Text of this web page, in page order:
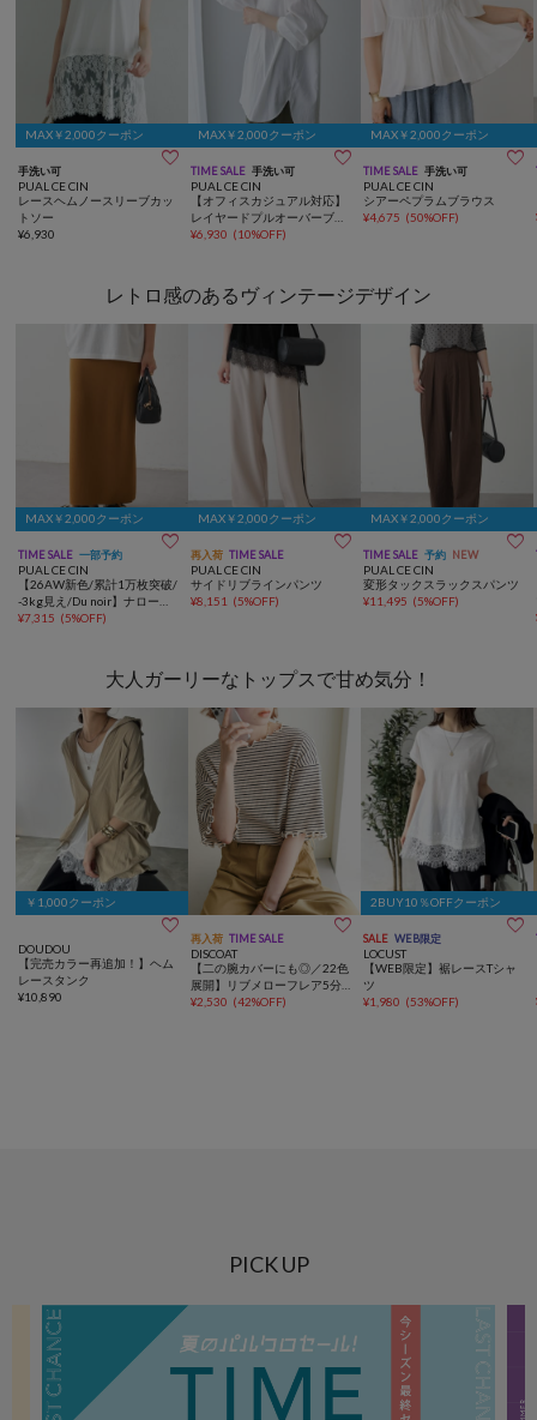
MAX￥2,000クーポン
手洗い可 
PUAL CE CIN
レースヘムノースリーブカッ
トソー
¥6,930
MAX￥2,000クーポン
TIME SALE 手洗い可 
PUAL CE CIN
【オフィスカジュアル対応】
レイヤードプルオーバーブラ
ウス
¥6,930 (10%OFF)
MAX￥2,000クーポン
TIME SALE 手洗い可 
PUAL CE CIN
シアーペプラムブラウス
¥4,675 (50%OFF)
レトロ感のあるヴィンテージデザイン
MAX￥2,000クーポン
TIME SALE 一部予約 
PUAL CE CIN
【26AW新色/累計1万枚突破/
-3kg見え/Du noir】ナロース
カート
¥7,315 (5%OFF)
MAX￥2,000クーポン
再入荷 TIME SALE 
PUAL CE CIN
サイドリブラインパンツ
¥8,151 (5%OFF)
MAX￥2,000クーポン
TIME SALE 予約 NEW 
PUAL CE CIN
変形タックスラックスパンツ
¥11,495 (5%OFF)
大人ガーリーなトップスで甘め気分！
￥1,000クーポン

DOUDOU
【完売カラー再追加！】ヘム
レースタンク
¥10,890
再入荷 TIME SALE 
DISCOAT
【二の腕カバーにも◎／22色
展開】リブメローフレア5分
袖≪WEB限定≫
¥2,530 (42%OFF)
2BUY10％OFFクーポン
SALE WEB限定 
LOCUST
【WEB限定】裾レースTシャ
ツ
¥1,980 (53%OFF)
PICK UP